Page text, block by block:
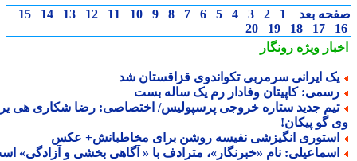
بعد 1
2
3
4
5
6
7
8
9
10
11
12
13
14
15
17
18
19
20
ویژهرونگار
ایرانی سرمربی تکواندوی قزاقستان شد
کاپیتان وفادار رم یک ساله بست
جدید ستاره خروجی پرسپولیس/ اختصاصی: رضا شکاری هی یر
گو پیکان!
انگیزشی نفیسه روشن برای مخاطبانش+ عکس
نامِ «خبرنگار»، مترادف با « آگاهی بخشی و آزادگی» است